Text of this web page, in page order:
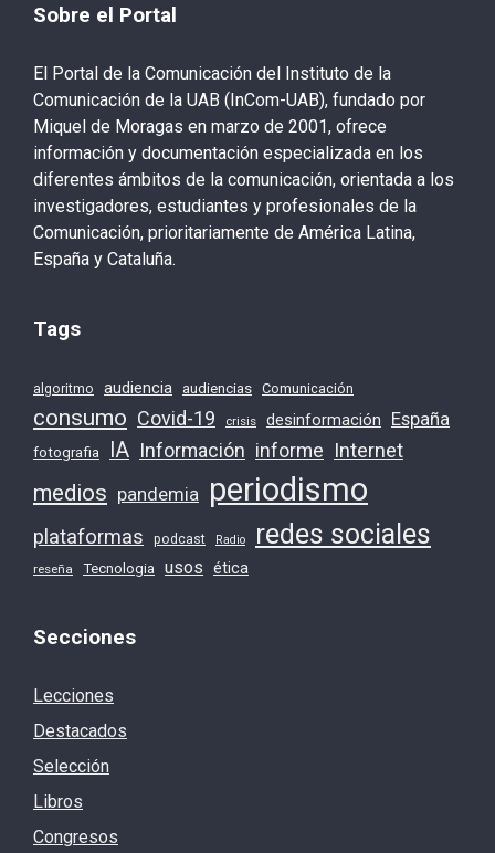
Sobre el Portal
El Portal de la Comunicación del Instituto de la
Comunicación de la UAB (InCom-UAB), fundado por
Miquel de Moragas en marzo de 2001, ofrece
información y documentación especializada en los
diferentes ámbitos de la comunicación, orientada a los
investigadores, estudiantes y profesionales de la
Comunicación, prioritariamente de América Latina,
España y Cataluña.
Tags
algoritmo audiencia audiencias Comunicación
consumo Covid-19 crisis desinformación España
fotografia IA Información informe Internet
medios pandemia periodismo
plataformas podcast Radio redes sociales
reseña Tecnologia usos ética
Secciones
Lecciones
Destacados
Selección
Libros
Congresos